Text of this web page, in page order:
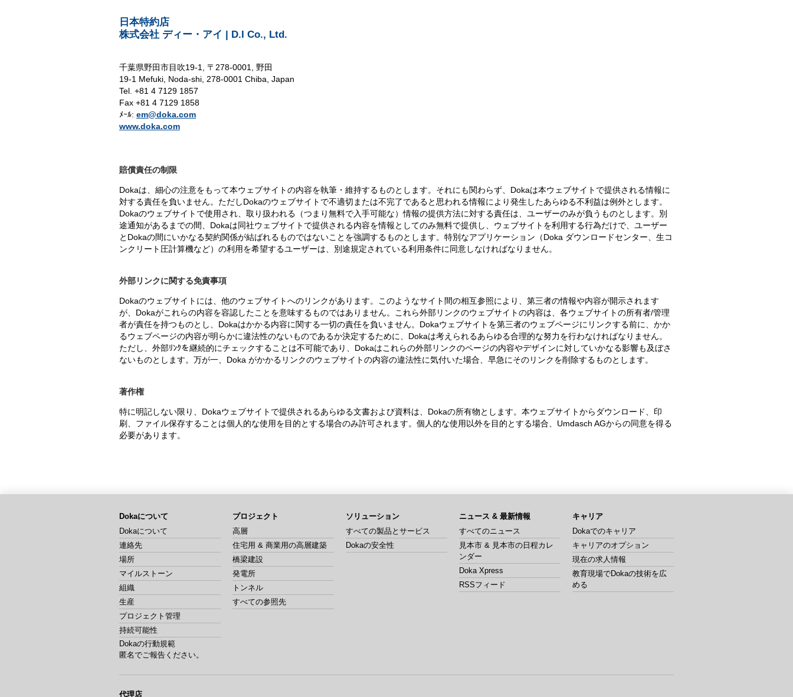
日本特約店
株式会社 ディー・アイ | D.I Co., Ltd.
千葉県野田市目吹19-1, 〒278-0001, 野田
19-1 Mefuki, Noda-shi, 278-0001 Chiba, Japan
Tel. +81 4 7129 1857
Fax +81 4 7129 1858
ﾒｰﾙ: em@doka.com
www.doka.com
賠償責任の制限
Dokaは、細心の注意をもって本ウェブサイトの内容を執筆・維持するものとします。それにも関わらず、Dokaは本ウェブサイトで提供される情報に
対する責任を負いません。ただしDokaのウェブサイトで不適切または不完了であると思われる情報により発生したあらゆる不利益は例外とします。
Dokaのウェブサイトで使用され、取り扱われる（つまり無料で入手可能な）情報の提供方法に対する責任は、ユーザーのみが負うものとします。別
途通知があるまでの間、Dokaは同社ウェブサイトで提供される内容を情報としてのみ無料で提供し、ウェブサイトを利用する行為だけで、ユーザー
とDokaの間にいかなる契約関係が結ばれるものではないことを強調するものとします。特別なアプリケーション（Doka ダウンロードセンター、生コ
ンクリート圧計算機など）の利用を希望するユーザーは、別途規定されている利用条件に同意しなければなりません。
外部リンクに関する免責事項
Dokaのウェブサイトには、他のウェブサイトへのリンクがあります。このようなサイト間の相互参照により、第三者の情報や内容が開示されます
が、Dokaがこれらの内容を容認したことを意味するものではありません。これら外部リンクのウェブサイトの内容は、各ウェブサイトの所有者/管理
者が責任を持つものとし、Dokaはかかる内容に関する一切の責任を負いません。Dokaウェブサイトを第三者のウェブページにリンクする前に、かか
るウェブページの内容が明らかに違法性のないものであるか決定するために、Dokaは考えられるあらゆる合理的な努力を行わなければなりません。
ただし、外部ﾘﾝｸを継続的にチェックすることは不可能であり、Dokaはこれらの外部リンクのページの内容やデザインに対していかなる影響も及ぼさ
ないものとします。万が一、Doka がかかるリンクのウェブサイトの内容の違法性に気付いた場合、早急にそのリンクを削除するものとします。
著作権
特に明記しない限り、Dokaウェブサイトで提供されるあらゆる文書および資料は、Dokaの所有物とします。本ウェブサイトからダウンロード、印
刷、ファイル保存することは個人的な使用を目的とする場合のみ許可されます。個人的な使用以外を目的とする場合、Umdasch AGからの同意を得る
必要があります。
Dokaについて
Dokaについて
連絡先
場所
マイルストーン
組織
生産
プロジェクト管理
持続可能性
Dokaの行動規範
匿名でご報告ください。
プロジェクト
高層
住宅用 & 商業用の高層建築
橋梁建設
発電所
トンネル
すべての参照先
ソリューション
すべての製品とサービス
Dokaの安全性
ニュース & 最新情報
すべてのニュース
見本市 & 見本市の日程カレ
ンダー
Doka Xpress
RSSフィード
キャリア
Dokaでのキャリア
キャリアのオプション
現在の求人情報
教育現場でDokaの技術を広
める
代理店